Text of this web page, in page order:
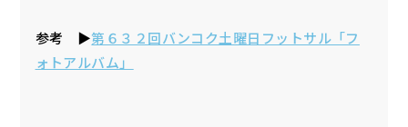
参考 ▶第６３２回バンコク土曜日フットサル「フ
ォトアルバム」